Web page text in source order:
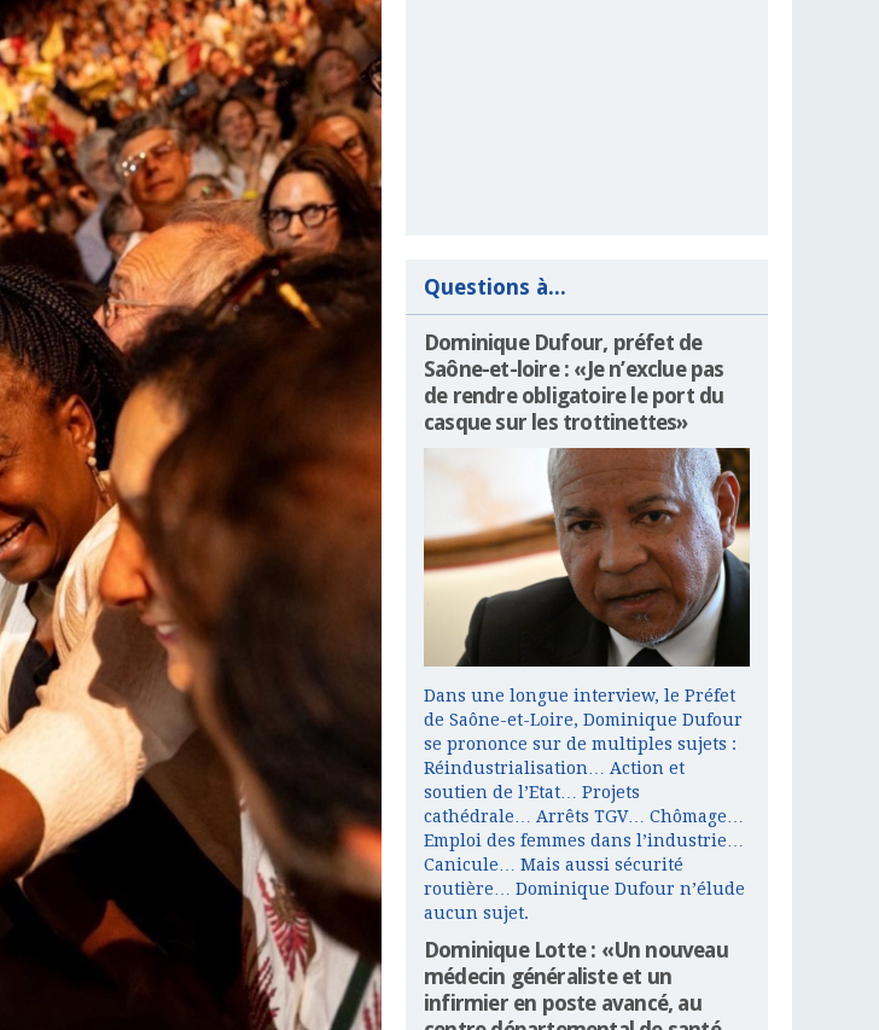
Questions à...
Dominique Dufour, préfet de
Saône-et-loire : «Je n’exclue pas
de rendre obligatoire le port du
casque sur les trottinettes»
Dans une longue interview, le Préfet
de Saône-et-Loire, Dominique Dufour
se prononce sur de multiples sujets :
Réindustrialisation… Action et
soutien de l’Etat… Projets
cathédrale… Arrêts TGV… Chômage…
Emploi des femmes dans l’industrie…
Canicule… Mais aussi sécurité
routière… Dominique Dufour n’élude
aucun sujet.
Dominique Lotte : «Un nouveau
médecin généraliste et un
infirmier en poste avancé, au